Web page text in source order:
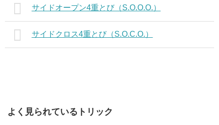
サイドオープン4重とび（S.O.O.O.）
サイドクロス4重とび（S.O.C.O.）
よく見られているトリック